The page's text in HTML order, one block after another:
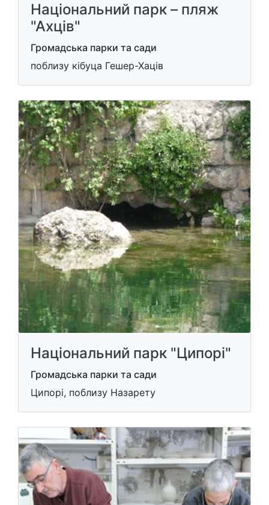
Національний парк – пляж
"Ахців"
Громадська парки та сади
поблизу кібуца Гешер-Хаців
Національний парк "Ципорі"
Громадська парки та сади
Ципорі, поблизу Назарету